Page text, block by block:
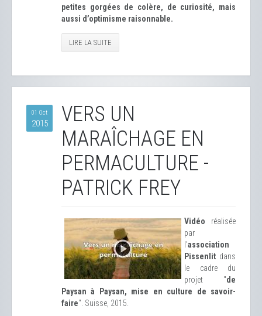
petites gorgées de colère, de curiosité, mais
aussi d’optimisme raisonnable.
LIRE LA SUITE
01 Oct
2015
VERS UN
MARAÎCHAGE EN
PERMACULTURE -
PATRICK FREY
Vidéo réalisée
par
l'association
Pissenlit dans
le cadre du
projet "de
Paysan à Paysan, mise en culture de savoir-
faire". Suisse, 2015.